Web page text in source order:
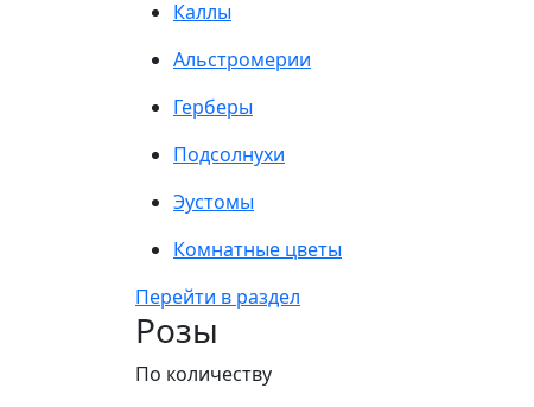
Каллы
Альстромерии
Герберы
Подсолнухи
Эустомы
Комнатные цветы
Перейти в раздел
Розы
По количеству